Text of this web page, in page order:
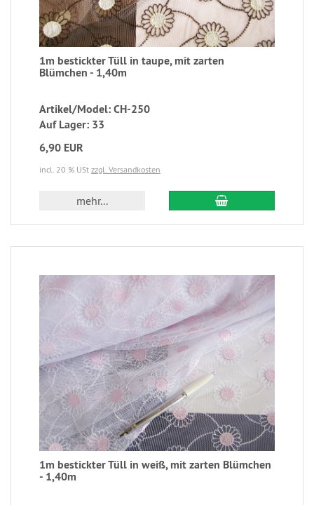
1m bestickter Tüll in taupe, mit zarten
Blümchen - 1,40m
Artikel/Model: CH-250
Auf Lager: 33
6,90 EUR
incl. 20 % USt zzgl. Versandkosten
mehr...
1m bestickter Tüll in weiß, mit zarten Blümchen
- 1,40m